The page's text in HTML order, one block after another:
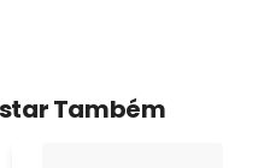
Também